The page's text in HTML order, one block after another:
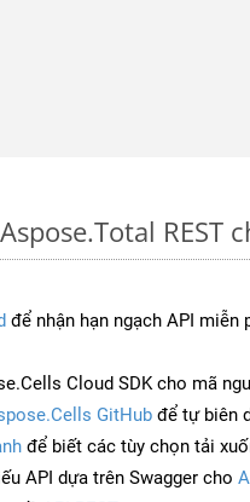
REST
để nhận hạn ngạch API miễn
Cloud SDK cho mã
GitHub để tự biên
để biết các tùy chọn tải
API dựa trên Swagger cho